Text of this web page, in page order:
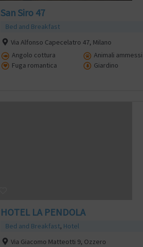
San Siro 47
Bed and Breakfast
Via Alfonso Capecelatro 47, Milano
Angolo cottura
Animali ammessi
Fuga romantica
Giardino
HOTEL LA PENDOLA
Bed and Breakfast, Hotel
Via Giacomo Matteotti 9, Ozzero